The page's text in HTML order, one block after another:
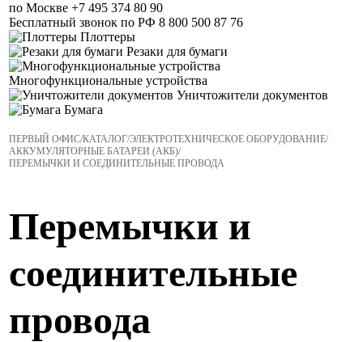
по Москве +7 495 374 80 90
Бесплатный звонок по РФ 8 800 500 87 76
Плоттеры
Резаки для бумаги
Многофункциональные устройства
Уничтожители документов
Бумага
ПЕРВЫЙ ОФИС/КАТАЛОГ/ЭЛЕКТРОТЕХНИЧЕСКОЕ ОБОРУДОВАНИЕ/
АККУМУЛЯТОРНЫЕ БАТАРЕИ (АКБ)/
ПЕРЕМЫЧКИ И СОЕДИНИТЕЛЬНЫЕ ПРОВОДА
Перемычки и
соединительные
провода